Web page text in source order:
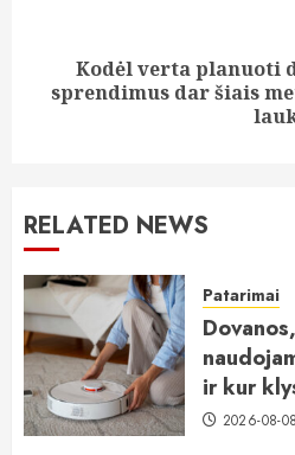
Next
Kodėl verta planuoti
sprendimus dar šiais
RELATED NEWS
Patarimai
ir kur
2026-08-08